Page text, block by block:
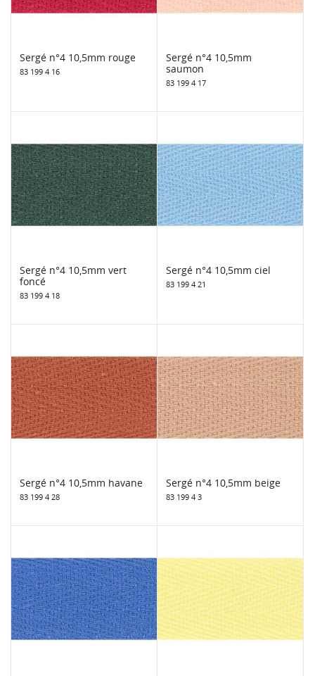
Sergé n°4 10,5mm rouge
83 199 4 16
Sergé n°4 10,5mm
saumon
83 199 4 17
Sergé n°4 10,5mm vert
foncé
83 199 4 18
Sergé n°4 10,5mm ciel
83 199 4 21
Sergé n°4 10,5mm havane
83 199 4 28
Sergé n°4 10,5mm beige
83 199 4 3